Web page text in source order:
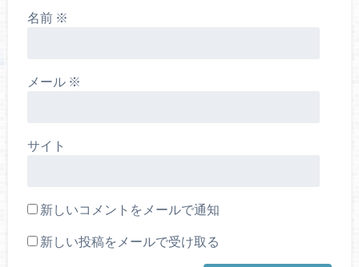
名前 ※
メール ※
サイト
新しいコメントをメールで通知
新しい投稿をメールで受け取る